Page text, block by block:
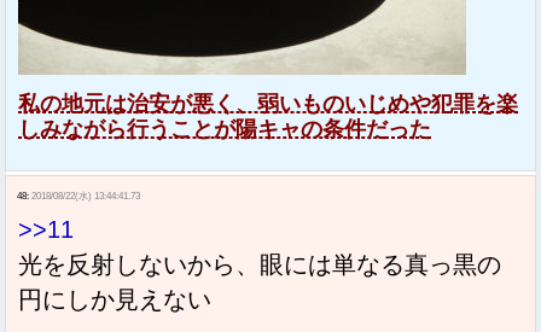
私の地元は治安が悪く、弱いものいじめや犯罪を楽
しみながら行うことが陽キャの条件だった
48: 2018/08/22(水) 13:44:41.73
>>11
光を反射しないから、眼には単なる真っ黒の
円にしか見えない